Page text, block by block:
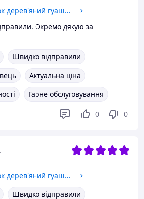
Масажний шкребок дерев'яний гуаша догляд обличчя тіла скребок двосторонній шкіри двосторонній масажер ручний
Окремо дякую за
Швидко відправили
Актуальна ціна
Гарне обслуговування
0 0
Масажний шкребок дерев'яний гуаша догляд обличчя тіла скребок двосторонній шкіри двосторонній масажер ручний
Швидко відправили